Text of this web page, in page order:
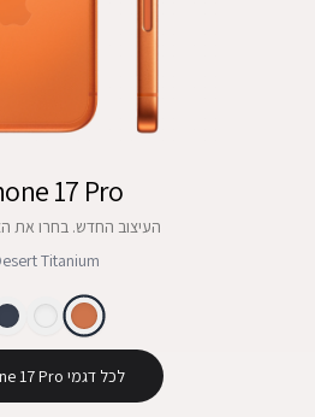
17 Pro
העיצוב החדש. בחרו את
Titanium
לכל דגמי iPhone 17 Pro